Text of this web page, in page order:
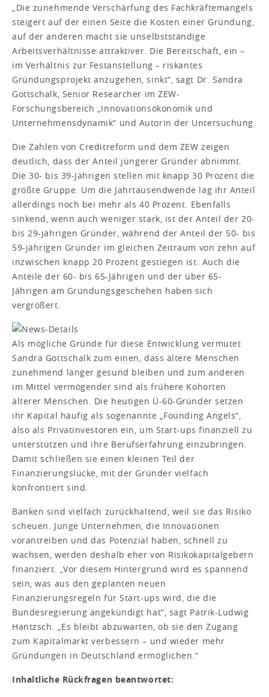
„Die zunehmende Verschärfung des Fachkräftemangels
steigert auf der einen Seite die Kosten einer Gründung,
auf der anderen macht sie unselbstständige
Arbeitsverhältnisse attraktiver. Die Bereitschaft, ein –
im Verhältnis zur Festanstellung – riskantes
Gründungsprojekt anzugehen, sinkt“, sagt Dr. Sandra
Gottschalk, Senior Researcher im ZEW-
Forschungsbereich „Innovationsökonomik und
Unternehmensdynamik“ und Autorin der Untersuchung.
Die Zahlen von Creditreform und dem ZEW zeigen
deutlich, dass der Anteil jüngerer Gründer abnimmt.
Die 30- bis 39-Jährigen stellen mit knapp 30 Prozent die
größte Gruppe. Um die Jahrtausendwende lag ihr Anteil
allerdings noch bei mehr als 40 Prozent. Ebenfalls
sinkend, wenn auch weniger stark, ist der Anteil der 20-
bis 29-jährigen Gründer, während der Anteil der 50- bis
59-jährigen Gründer im gleichen Zeitraum von zehn auf
inzwischen knapp 20 Prozent gestiegen ist. Auch die
Anteile der 60- bis 65-Jährigen und der über 65-
Jährigen am Gründungsgeschehen haben sich
vergrößert.
Als mögliche Gründe für diese Entwicklung vermutet
Sandra Gottschalk zum einen, dass ältere Menschen
zunehmend länger gesund bleiben und zum anderen
im Mittel vermögender sind als frühere Kohorten
älterer Menschen. Die heutigen Ü-60-Gründer setzen
ihr Kapital häufig als sogenannte „Founding Angels“,
also als Privatinvestoren ein, um Start-ups finanziell zu
unterstützen und ihre Berufserfahrung einzubringen.
Damit schließen sie einen kleinen Teil der
Finanzierungslücke, mit der Gründer vielfach
konfrontiert sind.
Banken sind vielfach zurückhaltend, weil sie das Risiko
scheuen. Junge Unternehmen, die Innovationen
vorantreiben und das Potenzial haben, schnell zu
wachsen, werden deshalb eher von Risikokapitalgebern
finanziert. „Vor diesem Hintergrund wird es spannend
sein, was aus den geplanten neuen
Finanzierungsregeln für Start-ups wird, die die
Bundesregierung angekündigt hat“, sagt Patrik-Ludwig
Hantzsch. „Es bleibt abzuwarten, ob sie den Zugang
zum Kapitalmarkt verbessern – und wieder mehr
Gründungen in Deutschland ermöglichen.“
Inhaltliche Rückfragen beantwortet: